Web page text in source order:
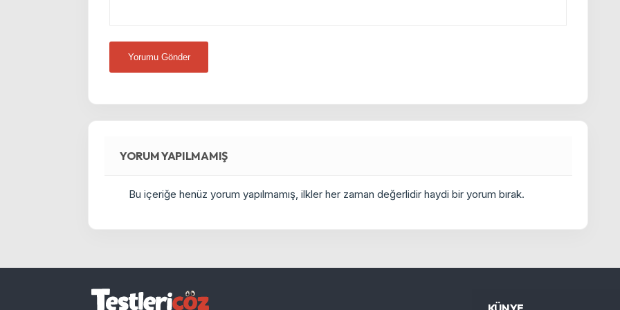
YORUM YAPILMAMIŞ
Bu içeriğe henüz yorum yapılmamış, ilkler her zaman değerlidir haydi bir yorum bırak.